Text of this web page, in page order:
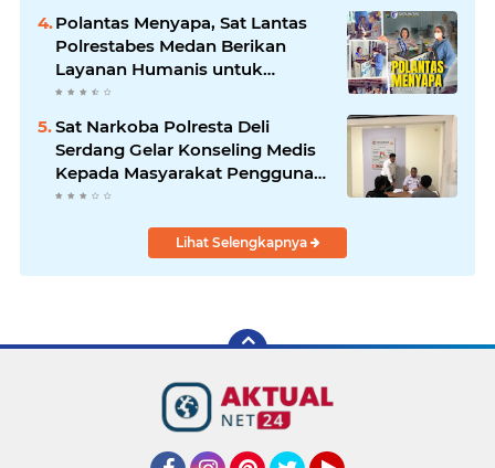
Polantas Menyapa, Sat Lantas
Polrestabes Medan Berikan
Layanan Humanis untuk
Pendaftaran Pemohon SIM
Sat Narkoba Polresta Deli
Serdang Gelar Konseling Medis
Kepada Masyarakat Pengguna
Narkotika di Posko Kampung
Lihat Selengkapnya